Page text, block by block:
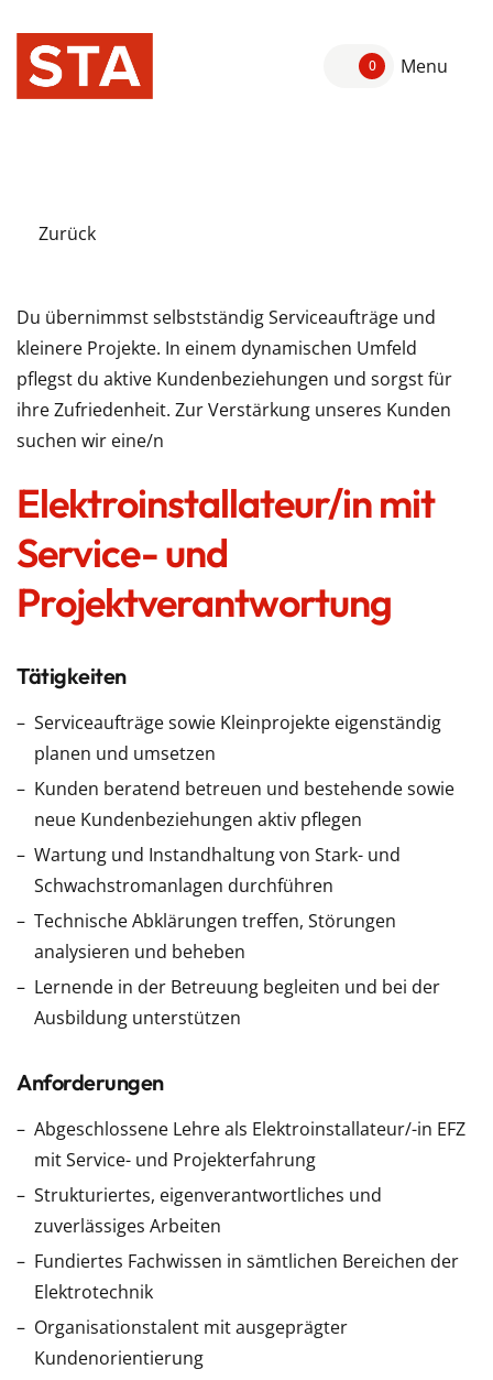
0 Menu
Zurück
Du übernimmst selbstständig Serviceaufträge und
kleinere Projekte. In einem dynamischen Umfeld
pflegst du aktive Kundenbeziehungen und sorgst für
ihre Zufriedenheit. Zur Verstärkung unseres Kunden
suchen wir eine/n
Elektroinstallateur/in mit
Service- und
Projektverantwortung
Tätigkeiten
Serviceaufträge sowie Kleinprojekte eigenständig
planen und umsetzen
Kunden beratend betreuen und bestehende sowie
neue Kundenbeziehungen aktiv pflegen
Wartung und Instandhaltung von Stark- und
Schwachstromanlagen durchführen
Technische Abklärungen treffen, Störungen
analysieren und beheben
Lernende in der Betreuung begleiten und bei der
Ausbildung unterstützen
Anforderungen
Abgeschlossene Lehre als Elektroinstallateur/-in EFZ
mit Service- und Projekterfahrung
Strukturiertes, eigenverantwortliches und
zuverlässiges Arbeiten
Fundiertes Fachwissen in sämtlichen Bereichen der
Elektrotechnik
Organisationstalent mit ausgeprägter
Kundenorientierung